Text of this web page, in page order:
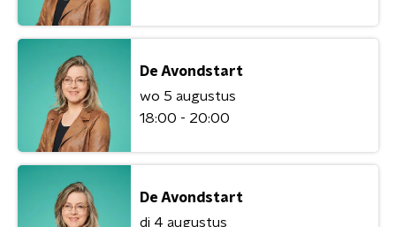
De Avondstart
wo 5 augustus
18:00 - 20:00
De Avondstart
di 4 augustus